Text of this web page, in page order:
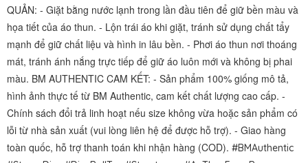
QUẢN: - Giặt bằng nước lạnh trong lần đầu tiên để giữ bền màu và
họa tiết của áo thun. - Lộn trái áo khi giặt, tránh sử dụng chất tẩy
mạnh để giữ chất liệu và hình in lâu bền. - Phơi áo thun nơi thoáng
mát, tránh ánh nắng trực tiếp để giữ áo luôn mới và không bị phai
màu. BM AUTHENTIC CAM KẾT: - Sản phẩm 100% giống mô tả,
hình ảnh thực tế từ BM Authentic, cam kết chất lượng cao cấp. -
Chính sách đổi trả linh hoạt nếu size không vừa hoặc sản phẩm có
lỗi từ nhà sản xuất (vui lòng liên hệ để được hỗ trợ). - Giao hàng
toàn quốc, hỗ trợ thanh toán khi nhận hàng (COD). #BMAuthentic